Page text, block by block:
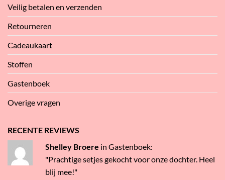
Veilig betalen en verzenden
Retourneren
Cadeaukaart
Stoffen
Gastenboek
Overige vragen
RECENTE REVIEWS
Shelley Broere in Gastenboek:
"Prachtige setjes gekocht voor onze dochter. Heel
blij mee!"